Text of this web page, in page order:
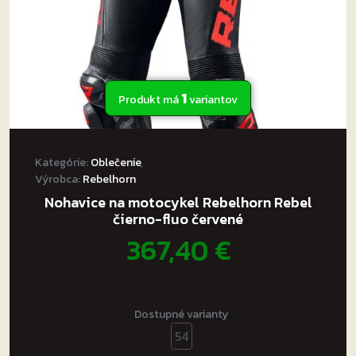
Produkt má1variantov
Kategórie:Oblečenie,
Výrobca:Rebelhorn
Nohavice na motocykel Rebelhorn Rebel
čierno-fluo červené
367,40€
Dostupné varianty
54